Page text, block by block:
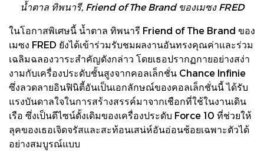
น้ำตาล ทิพนารี, Friend of The Brand ของเมซง FRED
ในโอกาสพิเศษนี้ น้ำตาล ทิพนารี Friend of The Brand ของ
เมซง FRED ยังได้เข้าร่วมรับชมผลงานอันทรงคุณค่าและร่วม
เฉลิมฉลองวาระสำคัญดังกล่าว โดยเธอปรากฏกายอย่างสง่า
งามกับเครื่องประดับชั้นสูงจากคอลเล็กชั่น Chance Infinie
ซึ่งลวดลายอินฟินิตี้อันเป็นเอกลักษณ์ของคอลเล็กชั่นนี้ ได้รับ
แรงบันดาลใจในการสร้างสรรค์มาจากเชือกที่ใช้ในงานเดิน
เรือ ซึ่งเป็นดีไซน์ดั้งเดิมของเครื่องประดับ Force 10 ที่ช่วยให้
ลุคของเธอเจิดจรัสและสะท้อนเสน่ห์อันอ่อนช้อยเฉพาะตัวได้
อย่างสมบูรณ์แบบ